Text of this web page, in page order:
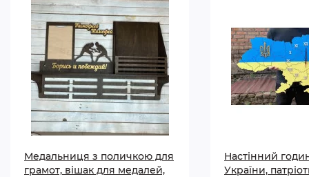
Медальниця з поличкою для
грамот, вішак для медалей,
Настінний
України,